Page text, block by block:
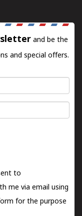
and be the
and special offers.
to
me via email using
for the purpose